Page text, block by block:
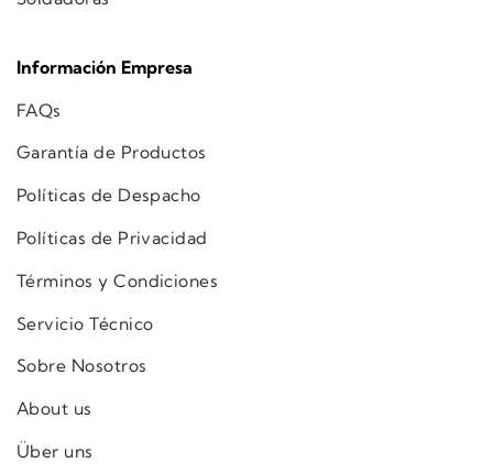
Información Empresa
FAQs
Garantía de Productos
Políticas de Despacho
Políticas de Privacidad
Términos y Condiciones
Servicio Técnico
Sobre Nosotros
About us
Über uns